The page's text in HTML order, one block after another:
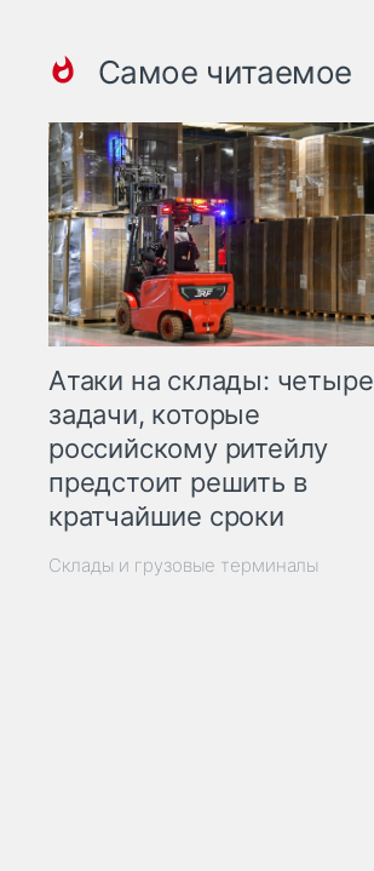
Самое читаемое
Атаки на склады: четыре
задачи, которые
российскому ритейлу
предстоит решить в
кратчайшие сроки
Склады и грузовые терминалы